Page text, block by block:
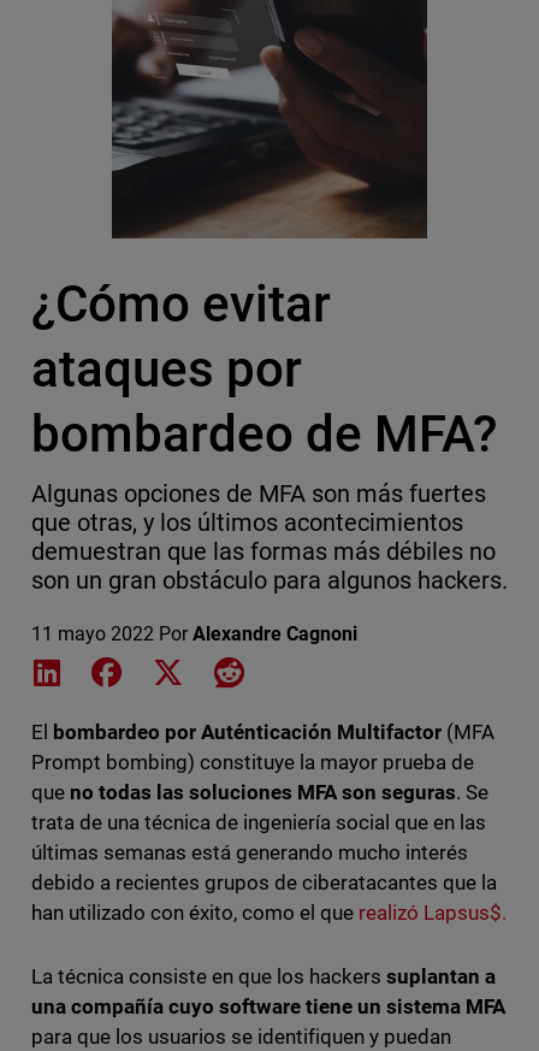
¿Cómo evitar
ataques por
bombardeo de MFA?
Algunas opciones de MFA son más fuertes
que otras, y los últimos acontecimientos
demuestran que las formas más débiles no
son un gran obstáculo para algunos hackers.
11 mayo 2022 Por Alexandre Cagnoni
Share on LinkedIn
Share on Facebook
Share on XShare on Reddit
El bombardeo por Auténticación Multifactor (MFA
Prompt bombing) constituye la mayor prueba de
que no todas las soluciones MFA son seguras. Se
trata de una técnica de ingeniería social que en las
últimas semanas está generando mucho interés
debido a recientes grupos de ciberatacantes que la
han utilizado con éxito, como el que realizó Lapsus$.
La técnica consiste en que los hackerssuplantan a
una compañía cuyo software tiene un sistema MFA
para que los usuarios se identifiquen y puedan